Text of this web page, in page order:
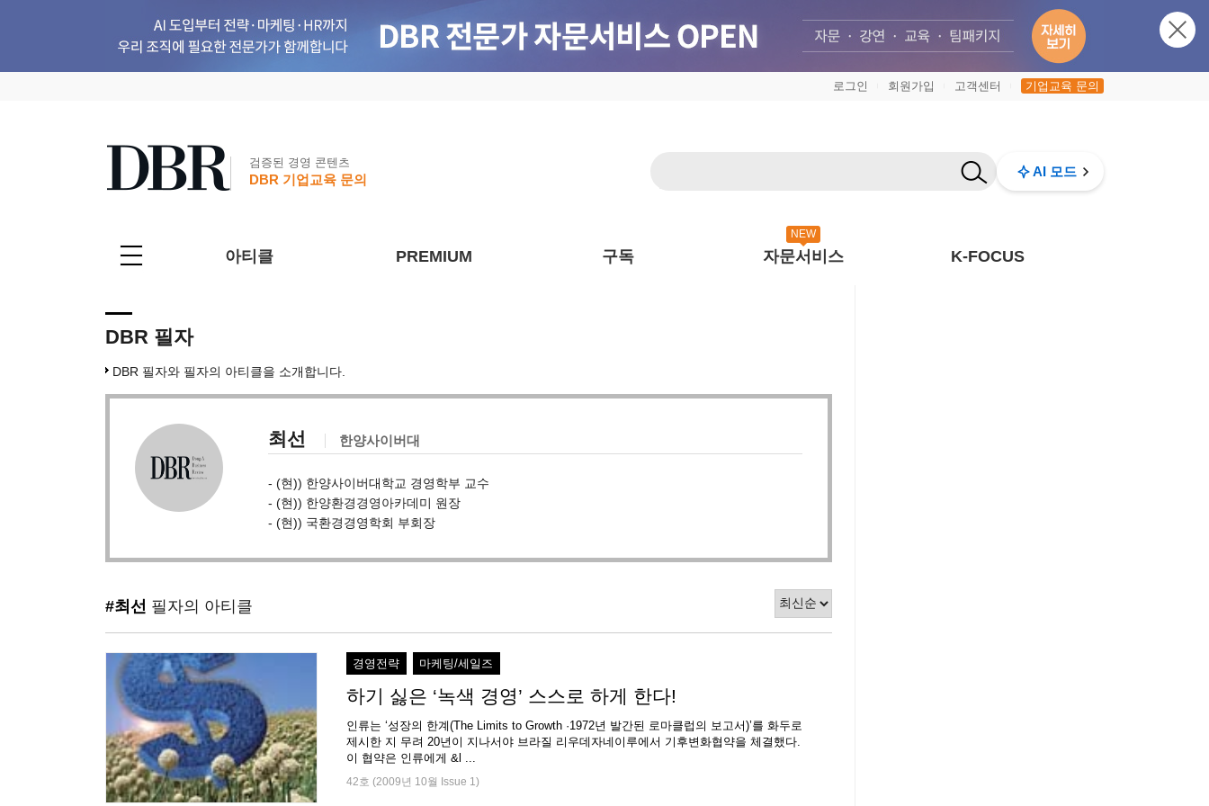
로그인 회원가입 고객센터 기업교육 문의
검증된 경영 콘텐츠
DBR 기업교육 문의
AI 모드
아티클 PREMIUM 구독
NEW
자문서비스 K-FOCUS
DBR 필자
DBR 필자와 필자의 아티클을 소개합니다.
최선 한양사이버대
- (현)) 한양사이버대학교 경영학부 교수
- (현)) 한양환경경영아카데미 원장
- (현)) 국환경경영학회 부회장
#최선 필자의 아티클
경영전략 마케팅/세일즈
하기 싫은 ‘녹색 경영’ 스스로 하게 한다!
인류는 ‘성장의 한계(The Limits to Growth ·1972년 발간된 로마클럽의 보고서)’를 화두로
제시한 지 무려 20년이 지나서야 브라질 리우데자네이루에서 기후변화협약을 체결했다.
이 협약은 인류에게 &l ...
42호 (2009년 10월 Issue 1)